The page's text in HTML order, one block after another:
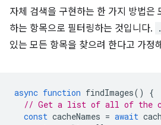
자체 검색을 구현하는 한 가지 방법은
하는 항목으로 필터링하는 것입니다.
있는 모든 항목을 찾으려 한다고 가정
async function findImages()
{
// Get a list of all of the
const cacheNames = await